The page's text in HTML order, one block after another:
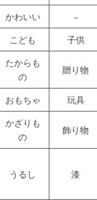
かわいい –
こども 子供
たからも
の
贈り物
おもちゃ 玩具
かざりも
の
飾り物
うるし 漆